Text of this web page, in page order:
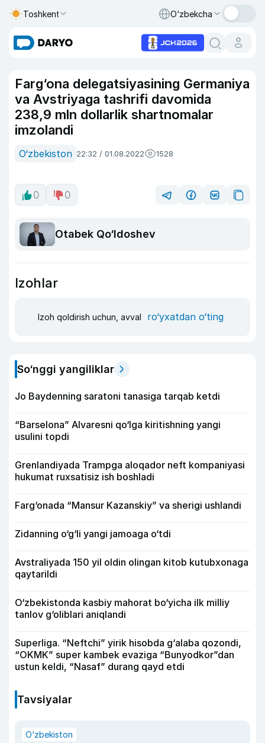
Toshkent O‘zbekcha
Farg‘ona delegatsiyasining Germaniya
va Avstriyaga tashrifi davomida
238,9 mln dollarlik shartnomalar
imzolandi
O‘zbekiston 22:32 / 01.08.2022 1528
0 0
Otabek Qo‘ldoshev
Izohlar
Izoh qoldirish uchun, avval ro‘yxatdan o‘ting
So‘nggi yangiliklar
Jo Baydenning saratoni tanasiga tarqab ketdi
“Barselona” Alvaresni qo‘lga kiritishning yangi
usulini topdi
Grenlandiyada Trampga aloqador neft kompaniyasi
hukumat ruxsatisiz ish boshladi
Farg‘onada “Mansur Kazanskiy” va sherigi ushlandi
Zidanning o‘g‘li yangi jamoaga o‘tdi
Avstraliyada 150 yil oldin olingan kitob kutubxonaga
qaytarildi
O‘zbekistonda kasbiy mahorat bo‘yicha ilk milliy
tanlov g‘oliblari aniqlandi
Superliga. “Neftchi” yirik hisobda g‘alaba qozondi,
“OKMK” super kambek evaziga “Bunyodkor”dan
ustun keldi, “Nasaf” durang qayd etdi
Tavsiyalar
O‘zbekiston